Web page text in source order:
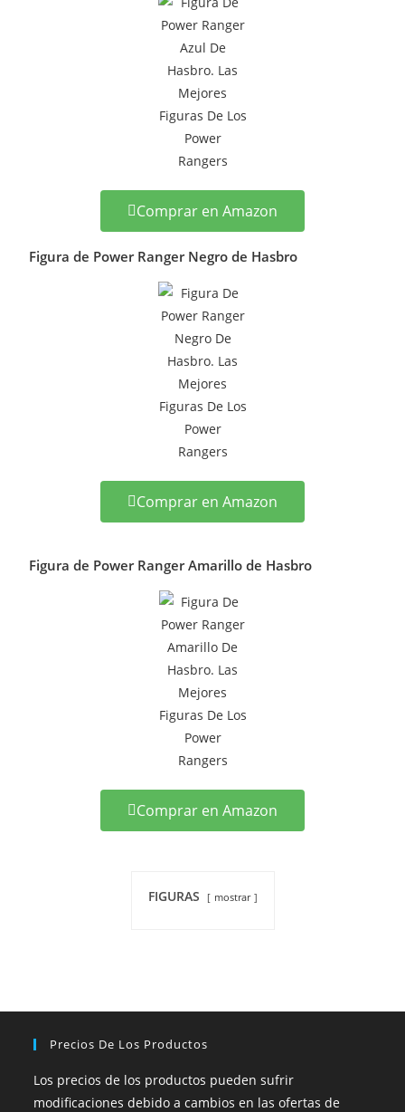
Comprar en Amazon
Figura de Power Ranger Negro de Hasbro
Comprar en Amazon
Figura de Power Ranger Amarillo de Hasbro
Comprar en Amazon
FIGURAS mostrar
Precios De Los Productos
Los precios de los productos pueden sufrir
modificaciones debido a cambios en las ofertas de